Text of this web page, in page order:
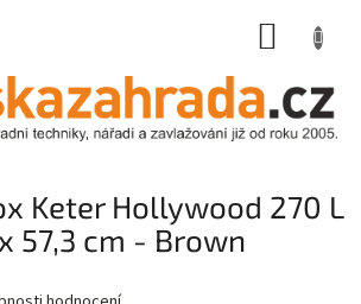
Keter Hollywood 270 L
57,3 cm - Brown